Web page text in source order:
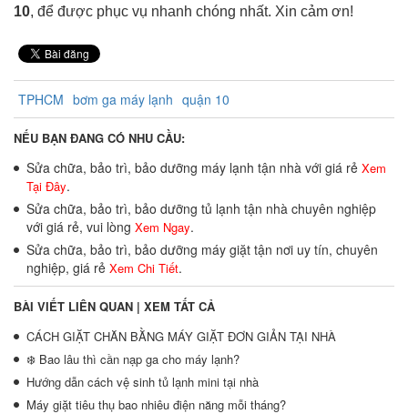
10, để được phục vụ nhanh chóng nhất. Xin cảm ơn!
TPHCM bơm ga máy lạnh quận 10
NẾU BẠN ĐANG CÓ NHU CẦU:
Sửa chữa, bảo trì, bảo dưỡng máy lạnh tận nhà với giá rẻ Xem
Tại Đây.
Sửa chữa, bảo trì, bảo dưỡng tủ lạnh tận nhà chuyên nghiệp
với giá rẻ, vui lòng Xem Ngay.
Sửa chữa, bảo trì, bảo dưỡng máy giặt tận nơi uy tín, chuyên
nghiệp, giá rẻ Xem Chi Tiết.
BÀI VIẾT LIÊN QUAN | XEM TẤT CẢ
CÁCH GIẶT CHĂN BẰNG MÁY GIẶT ĐƠN GIẢN TẠI NHÀ
❄️ Bao lâu thì cần nạp ga cho máy lạnh?
Hướng dẫn cách vệ sinh tủ lạnh mini tại nhà
Máy giặt tiêu thụ bao nhiêu điện năng mỗi tháng?